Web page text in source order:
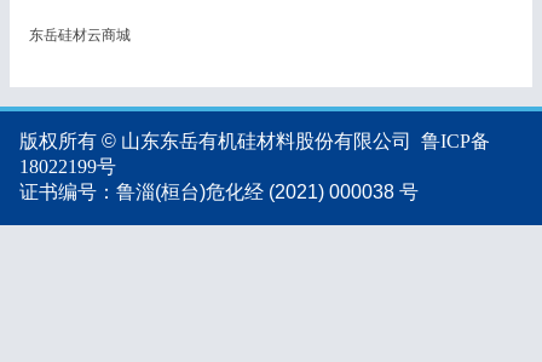
东岳硅材云商城
版权所有 © 山东东岳有机硅材料股份有限公司 鲁ICP备
18022199号
证书编号：鲁淄(桓台)危化经 (2021) 000038 号